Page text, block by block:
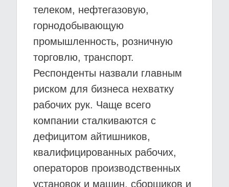
телеком, нефтегазовую,
горнодобывающую
промышленность, розничную
торговлю, транспорт.
Респонденты назвали главным
риском для бизнеса нехватку
рабочих рук. Чаще всего
компании сталкиваются с
дефицитом айтишников,
квалифицированных рабочих,
операторов производственных
установок и машин, сборщиков и